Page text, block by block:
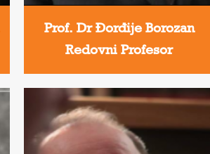
Prof. Dr Đorđije Borozan
Redovni Profesor